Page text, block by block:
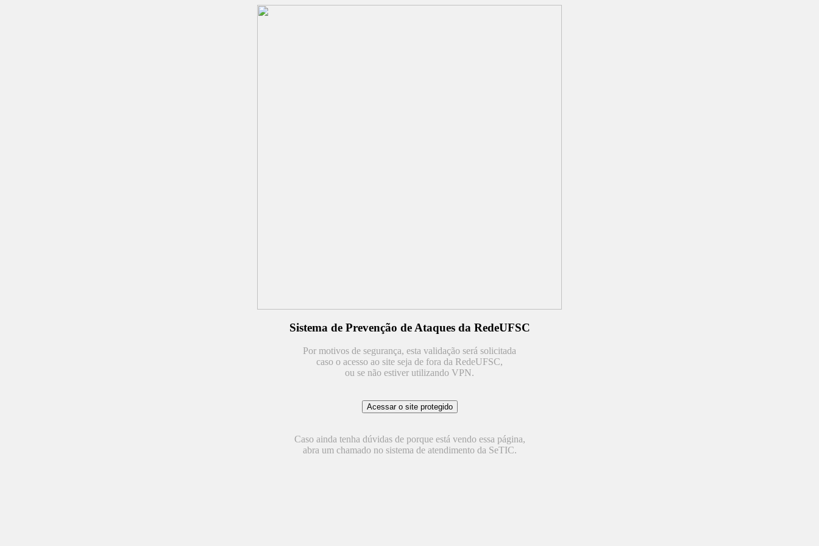
Sistema de Prevenção de Ataques da RedeUFSC
Por motivos de segurança, esta validação será solicitada
caso o acesso ao site seja de fora da RedeUFSC,
ou se não estiver utilizando VPN.
Caso ainda tenha dúvidas de porque está vendo essa página,
abra um chamado no sistema de atendimento da SeTIC.